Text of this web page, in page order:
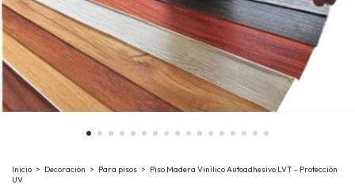
Inicio > Decoración > Para pisos > Piso Madera Vinílico Autoadhesivo LVT - Protección
UV